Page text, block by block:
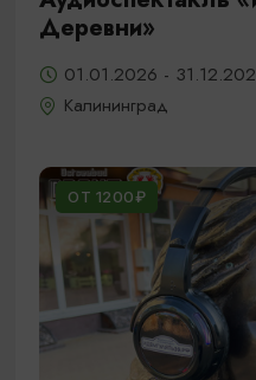
Деревни»
01.01.2026 -
Калининград
ОТ 1200₽